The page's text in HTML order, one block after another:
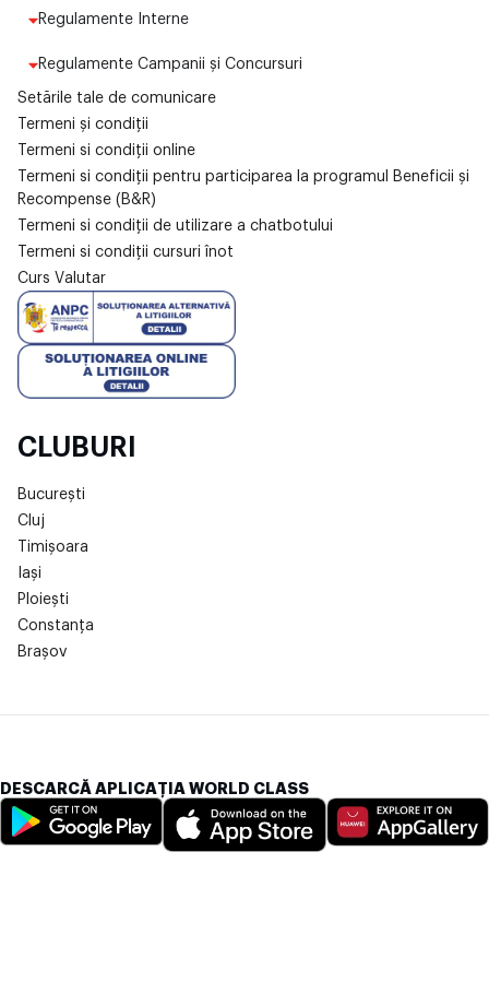
Regulamente Interne
Regulamente Campanii și Concursuri
Setările tale de comunicare
Termeni și condiții
Termeni si condiții online
Termeni si condiții pentru participarea la programul Beneficii și
Recompense (B&R)
Termeni si condiții de utilizare a chatbotului
Termeni si condiții cursuri înot
Curs Valutar
CLUBURI
București
Cluj
Timișoara
Iași
Ploiești
Constanța
Brașov
DESCARCĂ APLICAȚIA WORLD CLASS